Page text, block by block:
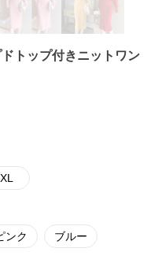
トップ付きニットワン
XL
ンク ブルー